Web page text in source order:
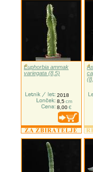
Euphorbia ammak
variegata (8,5)
2018
8,5cm
8,00€